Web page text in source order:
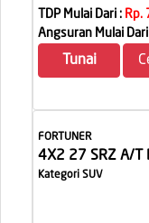
TDP Mulai Dari : Rp.
Angsuran Mulai Dari
Tunai
FORTUNER
4X2 27 SRZ A/T
Kategori SUV